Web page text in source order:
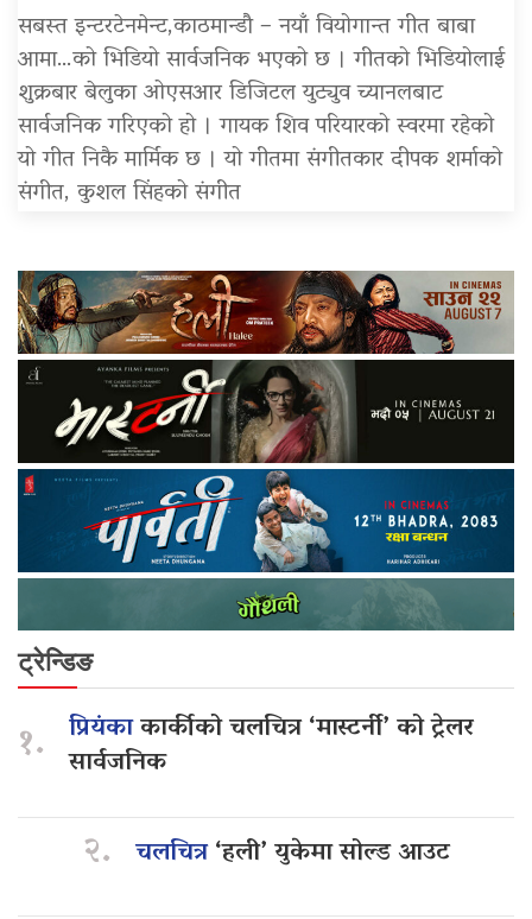
सबस्त इन्टरटेनमेन्ट,काठमान्डौ – नयाँ वियोगान्त गीत बाबा
आमा…को भिडियो सार्वजनिक भएको छ । गीतको भिडियोलाई
शुक्रबार बेलुका ओएसआर डिजिटल युट्युव च्यानलबाट
सार्वजनिक गरिएको हो । गायक शिव परियारको स्वरमा रहेको
यो गीत निकै मार्मिक छ । यो गीतमा संगीतकार दीपक शर्माको
संगीत, कुशल सिंहको संगीत
ट्रेन्डिङ
१. प्रियंकाकार्कीको चलचित्र ‘मास्टर्नी’ को ट्रेलर
सार्वजनिक
२. चलचित्र‘हली’ युकेमा सोल्ड आउट